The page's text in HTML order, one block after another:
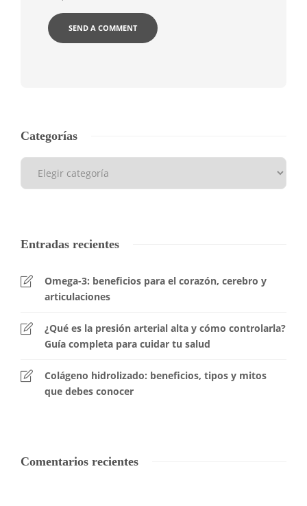
Categorías
Entradas recientes
Omega-3: beneficios para el corazón, cerebro y
articulaciones
¿Qué es la presión arterial alta y cómo controlarla?
Guía completa para cuidar tu salud
Colágeno hidrolizado: beneficios, tipos y mitos
que debes conocer
Comentarios recientes